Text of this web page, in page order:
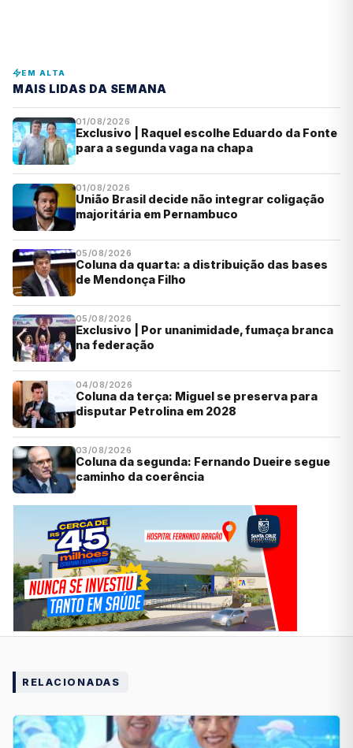
EM ALTA
MAIS LIDAS DA SEMANA
01/08/2026
Exclusivo | Raquel escolhe Eduardo da Fonte
para a segunda vaga na chapa
01/08/2026
União Brasil decide não integrar coligação
majoritária em Pernambuco
05/08/2026
Coluna da quarta: a distribuição das bases
de Mendonça Filho
05/08/2026
Exclusivo | Por unanimidade, fumaça branca
na federação
04/08/2026
Coluna da terça: Miguel se preserva para
disputar Petrolina em 2028
03/08/2026
Coluna da segunda: Fernando Dueire segue
caminho da coerência
RELACIONADAS